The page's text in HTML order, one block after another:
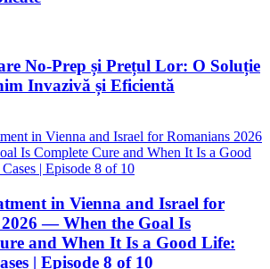
No-Prep și Prețul Lor: O Soluție
Invazivă și Eficientă
in Vienna and Israel for
— When the Goal Is
and When It Is a Good Life:
| Episode 8 of 10